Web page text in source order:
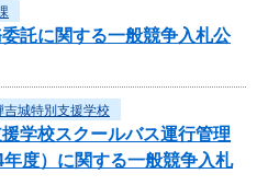
託に関する一般競争入札公
吉城特別支援学校
学校スクールバス運行管理
度）に関する一般競争入札